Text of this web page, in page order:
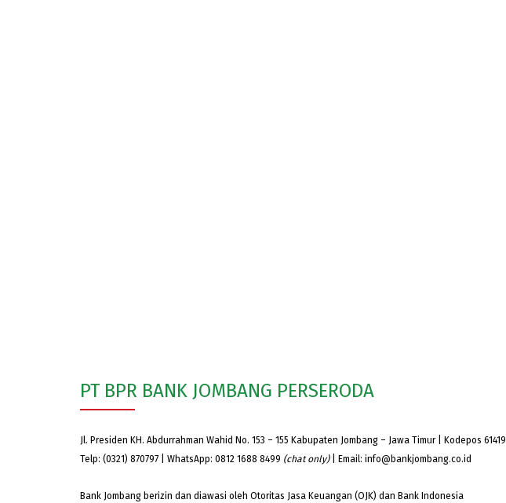
PT BPR BANK JOMBANG PERSERODA
Jl. Presiden KH. Abdurrahman Wahid No. 153 – 155 Kabupaten Jombang – Jawa Timur | Kodepos 61419
Telp: (0321) 870797 | WhatsApp: 0812 1688 8499 (chat only)| Email: info@bankjombang.co.id
Bank Jombang berizin dan diawasi oleh Otoritas Jasa Keuangan (OJK) dan Bank Indonesia